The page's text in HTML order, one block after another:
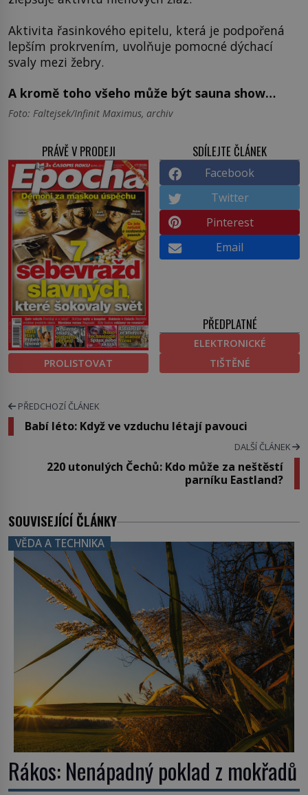
Aktivita řasinkového epitelu, která je podpořená
lepším prokrvením, uvolňuje pomocné dýchací
svaly mezi žebry.
A kromě toho všeho může být sauna show…
Foto: Faltejsek/Infinit Maximus, archiv
PRÁVĚ V PRODEJI
PROLISTOVAT
SDÍLEJTE ČLÁNEK
Facebook
Twitter
Pinterest
Email
PŘEDPLATNÉ
ELEKTRONICKÉ
TIŠTĚNÉ
PŘEDCHOZÍ ČLÁNEK
Babí léto: Když ve vzduchu létají pavouci
DALŠÍ ČLÁNEK
220 utonulých Čechů: Kdo může za neštěstí
parníku Eastland?
SOUVISEJÍCÍ ČLÁNKY
VĚDA A TECHNIKA
Rákos: Nenápadný poklad z mokřadů